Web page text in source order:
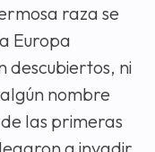
raza se
Europa
descubiertos, ni
nombre
las primeras